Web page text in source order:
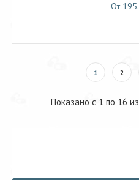
От
1 2
Показано с 1 по 16